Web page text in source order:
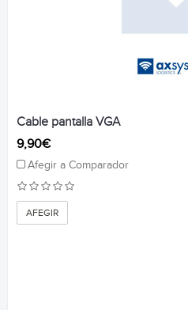
Cable pantalla VGA
9,90€
Afegir a Comparador
AFEGIR